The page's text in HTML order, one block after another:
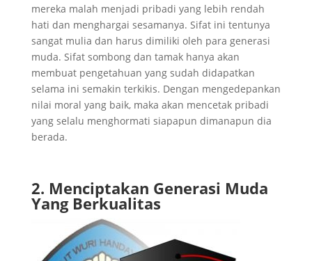
mereka malah menjadi pribadi yang lebih rendah
hati dan menghargai sesamanya. Sifat ini tentunya
sangat mulia dan harus dimiliki oleh para generasi
muda. Sifat sombong dan tamak hanya akan
membuat pengetahuan yang sudah didapatkan
selama ini semakin terkikis. Dengan mengedepankan
nilai moral yang baik, maka akan mencetak pribadi
yang selalu menghormati siapapun dimanapun dia
berada.
2. Menciptakan Generasi Muda
Yang Berkualitas